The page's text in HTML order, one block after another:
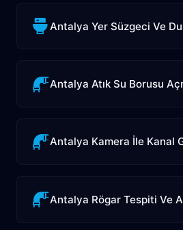
Antalya Yer Süzgeci Ve
Antalya Atık Su Borusu
Antalya Kamera İle Kanal
Antalya Rögar Tespiti Ve